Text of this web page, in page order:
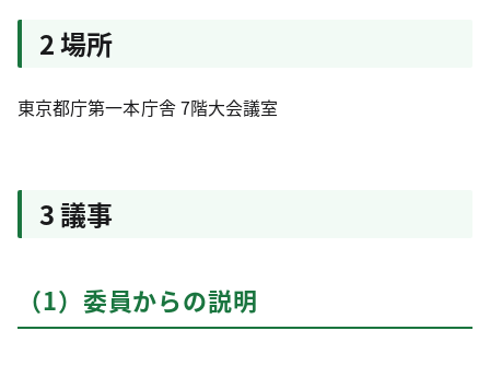
2 場所
東京都庁第一本庁舎 7階大会議室
3 議事
（1）委員からの説明